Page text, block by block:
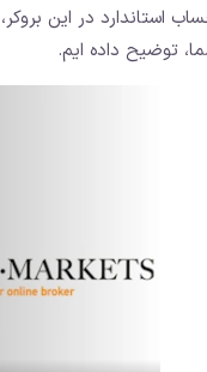
استاندارد در این
توضیح داده ایم.